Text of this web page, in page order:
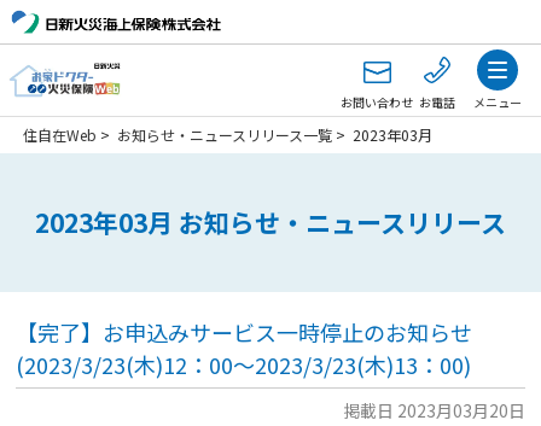
お問い合わせ お電話 メニュー
住自在Web > お知らせ・ニュースリリース一覧 > 2023年03月
2023年03月 お知らせ・ニュースリリース
【完了】お申込みサービス一時停止のお知らせ
(2023/3/23(木)12：00～2023/3/23(木)13：00)
掲載日 2023月03月20日